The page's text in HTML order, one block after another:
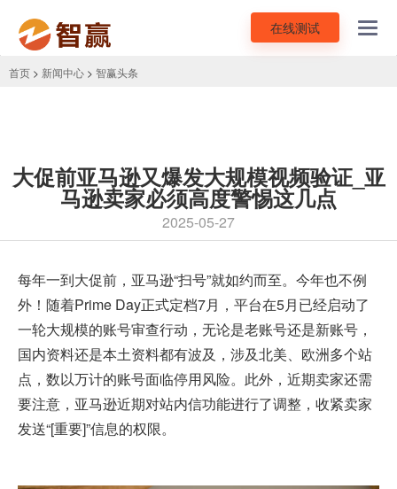
在线测试
首页 > 新闻中心 > 智赢头条
大促前亚马逊又爆发大规模视频验证_亚
马逊卖家必须高度警惕这几点
2025-05-27
每年一到大促前， 亚马逊“扫号”就如约而至。今年也不例
外！随着Prime Day正式定档7月，平台在5月已经启动了
一轮大规模的账号审查行动，无论是老账号还是新账号，
国内资料还是本土资料都有波及，涉及北美、欧洲多个站
点，数以万计的账号面临停用风险。此外，近期卖家还需
要注意，亚马逊近期对站内信功能进行了调整，收紧卖家
发送“[重要]”信息的权限。